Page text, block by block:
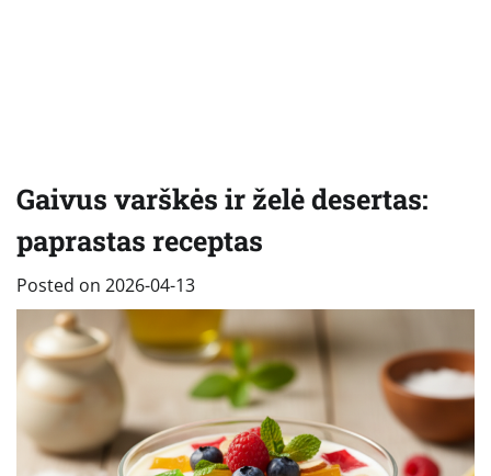
Gaivus varškės ir želė desertas:
paprastas receptas
Posted on 2026-04-13